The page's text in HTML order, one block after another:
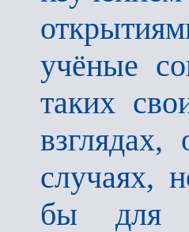
учёные
таких
случаях,
бы для